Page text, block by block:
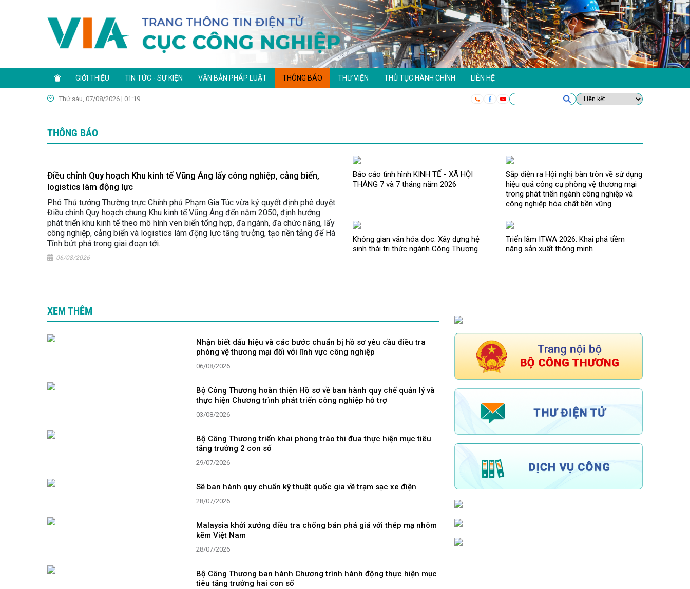
GIỚI THIỆU TIN TỨC - SỰ KIỆN VĂN BẢN PHÁP LUẬT THÔNG BÁO THƯ VIỆN THỦ TỤC HÀNH CHÍNH LIÊN HỆ
Thứ sáu, 07/08/2026 | 01:19
THÔNG BÁO
Điều chỉnh Quy hoạch Khu kinh tế Vũng Áng lấy công nghiệp, cảng biển,
logistics làm động lực
Phó Thủ tướng Thường trực Chính phủ Phạm Gia Túc vừa ký quyết định phê duyệt
Điều chỉnh Quy hoạch chung Khu kinh tế Vũng Áng đến năm 2050, định hướng
phát triển khu kinh tế theo mô hình ven biển tổng hợp, đa ngành, đa chức năng, lấy
công nghiệp, cảng biển và logistics làm động lực tăng trưởng, tạo nền tảng để Hà
Tĩnh bứt phá trong giai đoạn tới.
06/08/2026
Báo cáo tình hình KINH TẾ - XÃ HỘI
THÁNG 7 và 7 tháng năm 2026
Sắp diễn ra Hội nghị bàn tròn về sử dụng
hiệu quả công cụ phòng vệ thương mại
trong phát triển ngành công nghiệp và
công nghiệp hóa chất bền vững
Không gian văn hóa đọc: Xây dựng hệ
sinh thái tri thức ngành Công Thương
Triển lãm ITWA 2026: Khai phá tiềm
năng sản xuất thông minh
XEM THÊM
Nhận biết dấu hiệu và các bước chuẩn bị hồ sơ yêu cầu điều tra
phòng vệ thương mại đối với lĩnh vực công nghiệp
06/08/2026
Bộ Công Thương hoàn thiện Hồ sơ về ban hành quy chế quản lý và
thực hiện Chương trình phát triển công nghiệp hỗ trợ
03/08/2026
Bộ Công Thương triển khai phong trào thi đua thực hiện mục tiêu
tăng trưởng 2 con số
29/07/2026
Sẽ ban hành quy chuẩn kỹ thuật quốc gia về trạm sạc xe điện
28/07/2026
Malaysia khởi xướng điều tra chống bán phá giá với thép mạ nhôm
kẽm Việt Nam
28/07/2026
Bộ Công Thương ban hành Chương trình hành động thực hiện mục
tiêu tăng trưởng hai con số